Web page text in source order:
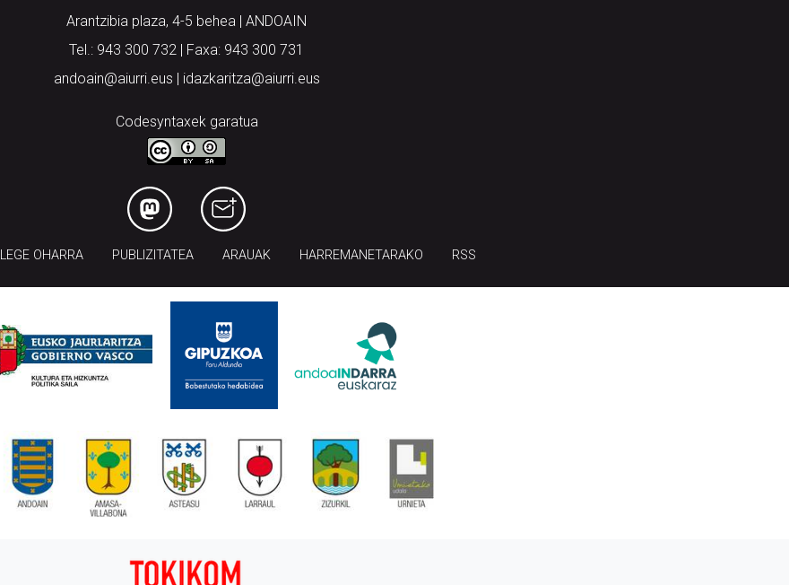
Arantzibia plaza, 4-5 behea | ANDOAIN
Tel.: 943 300 732 | Faxa: 943 300 731
andoain@aiurri.eus | idazkaritza@aiurri.eus
Codesyntaxek garatua
LEGE OHARRA PUBLIZITATEA ARAUAK HARREMANETARAKO RSS